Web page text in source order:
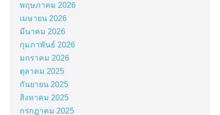
พฤษภาคม 2026
เมษายน 2026
มีนาคม 2026
กุมภาพันธ์ 2026
มกราคม 2026
ตุลาคม 2025
กันยายน 2025
สิงหาคม 2025
กรกฎาคม 2025